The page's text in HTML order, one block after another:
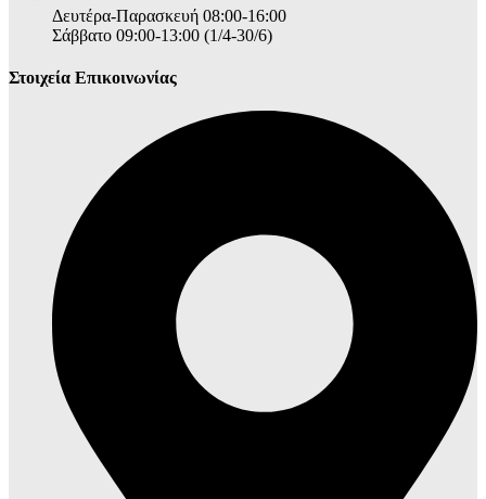
Δευτέρα-Παρασκευή 08:00-16:00
Σάββατο 09:00-13:00 (1/4-30/6)
Στοιχεία Επικοινωνίας